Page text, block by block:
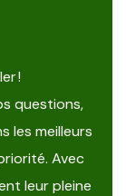
!
questions,
les meilleurs
Avec
leur pleine